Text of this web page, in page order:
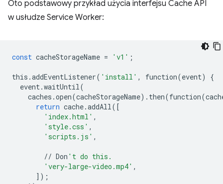
Oto podstawowy przykład użycia interfejsu Cache API
w usłudze Service Worker:
const cacheStorageName = 'v1' ;
this .addEventListener( 'install' , function(event)
{
event.waitUntil(
caches .open(cacheStorageName) . then(function(
return cache.addAll([
'index.html' ,
'style.css' ,
'scripts.js' ,
// Don 't do this.
'very-large-video.mp4' ,
]);